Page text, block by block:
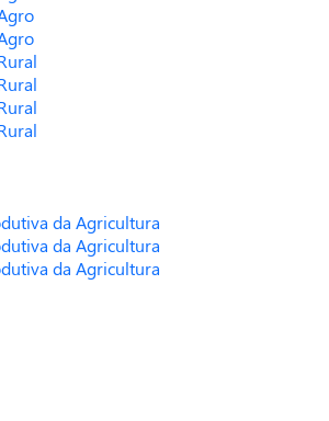
da Agricultura
da Agricultura
da Agricultura